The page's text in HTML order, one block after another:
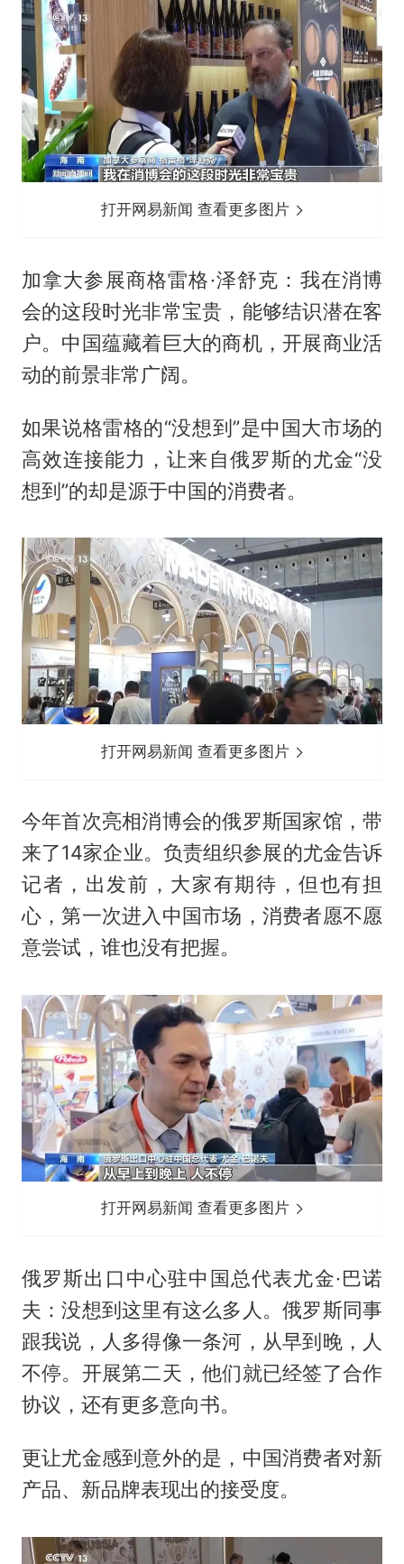
打开网易新闻 查看更多图片
加拿大参展商格雷格·泽舒克：我在消博
会的这段时光非常宝贵，能够结识潜在客
户。中国蕴藏着巨大的商机，开展商业活
动的前景非常广阔。
如果说格雷格的“没想到”是中国大市场的
高效连接能力，让来自俄罗斯的尤金“没
想到”的却是源于中国的消费者。
打开网易新闻 查看更多图片
今年首次亮相消博会的俄罗斯国家馆，带
来了14家企业。负责组织参展的尤金告诉
记者，出发前，大家有期待，但也有担
心，第一次进入中国市场，消费者愿不愿
意尝试，谁也没有把握。
打开网易新闻 查看更多图片
俄罗斯出口中心驻中国总代表尤金·巴诺
夫：没想到这里有这么多人。俄罗斯同事
跟我说，人多得像一条河，从早到晚，人
不停。开展第二天，他们就已经签了合作
协议，还有更多意向书。
更让尤金感到意外的是，中国消费者对新
产品、新品牌表现出的接受度。